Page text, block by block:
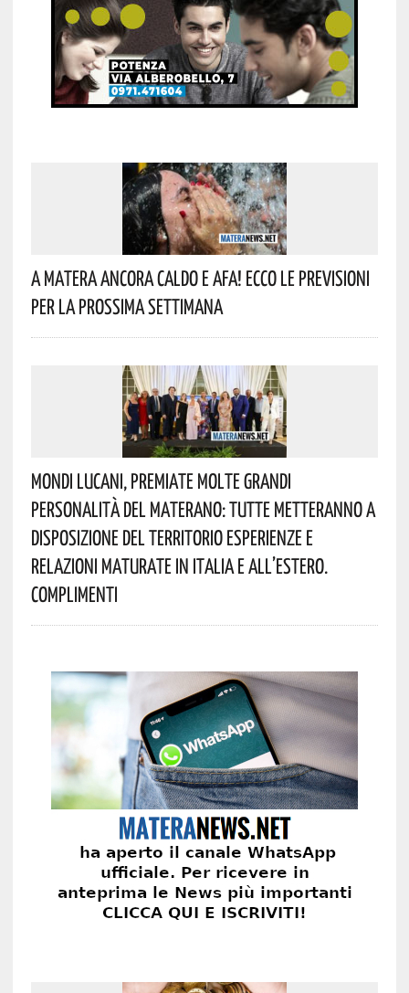
A Matera Ancora Caldo E Afa! Ecco Le Previsioni
Per La Prossima Settimana
Mondi Lucani, Premiate Molte Grandi
Personalità Del Materano: Tutte Metteranno A
Disposizione Del Territorio Esperienze E
Relazioni Maturate In Italia E All’estero.
Complimenti